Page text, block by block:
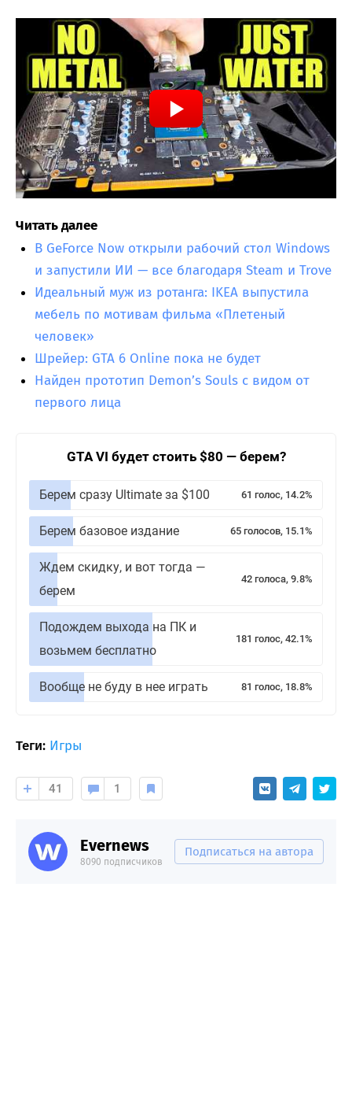
Читать далее
В GeForce Now открыли рабочий стол Windows
и запустили ИИ — все благодаря Steam и Trove
Идеальный муж из ротанга: IKEA выпустила
мебель по мотивам фильма «Плетеный
человек»
Шрейер: GTA 6 Online пока не будет
Найден прототип Demon’s Souls с видом от
первого лица
GTA VI будет стоить $80 — берем?
Берем сразу Ultimate за $100 61 голос, 14.2%
Берем базовое издание 65 голосов, 15.1%
Ждем скидку, и вот тогда —
берем
42 голоса, 9.8%
Подождем выхода на ПК и
возьмем бесплатно
181 голос, 42.1%
Вообще не буду в нее играть 81 голос, 18.8%
Теги: Игры
41 1
Evernews
8090 подписчиков
Подписаться на автора